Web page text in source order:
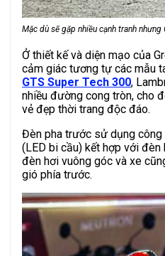
Mặc dù sẽ gặp nhiều cạnh tranh
Ở thiết kế và diện mạo của
cảm giác tương tự các mẫu
GTS Super Tech 300,
nhiều đường cong tròn, cho
vẻ đẹp thời trang độc đáo.
Đèn pha trước sử dụng công
(LED bi cầu) kết hợp với đèn
đèn hơi vuông góc và xe
gió phía trước.